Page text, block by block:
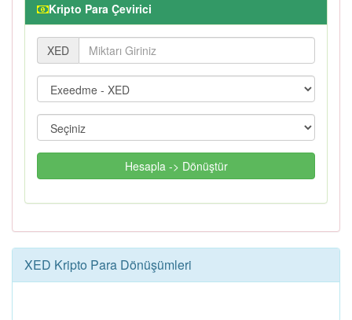
Kripto Para Çevirici
XED
Hesapla -> Dönüştür
XED Kripto Para Dönüşümleri